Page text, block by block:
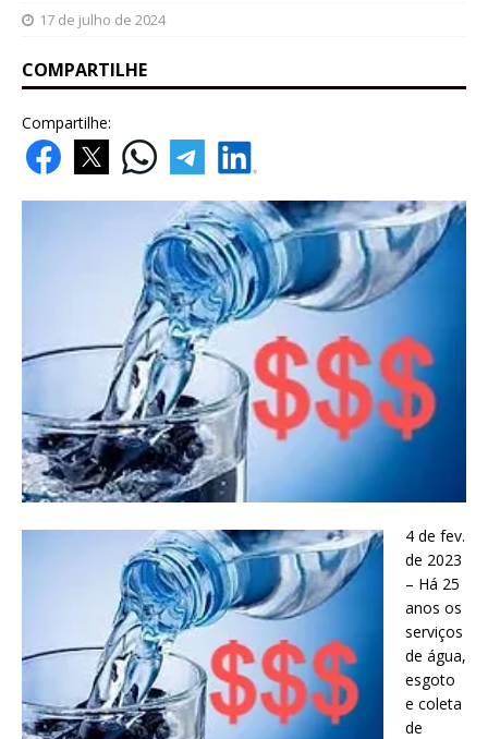
17 de julho de 2024
COMPARTILHE
Compartilhe:
4 de fev.
de 2023
– Há 25
anos os
serviços
de água,
esgoto
e coleta
de